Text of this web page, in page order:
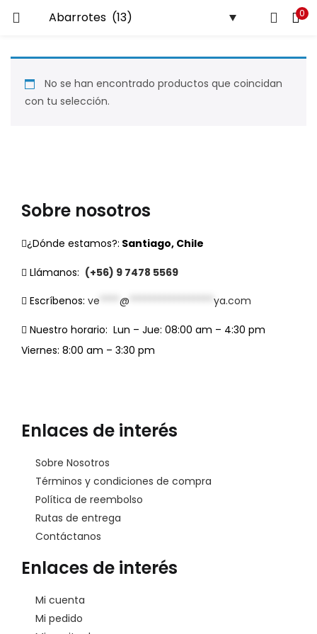
0
No se han encontrado productos que coincidan
con tu selección.
Sobre nosotros
¿Dónde estamos?: Santiago, Chile
Llámanos: (+56) 9 7478 5569
Escríbenos: ve @ ya.com
Nuestro horario: Lun – Jue: 08:00 am – 4:30 pm
Viernes: 8:00 am – 3:30 pm
Enlaces de interés
Sobre Nosotros
Términos y condiciones de compra
Política de reembolso
Rutas de entrega
Contáctanos
Enlaces de interés
Mi cuenta
Mi pedido
LOGIN